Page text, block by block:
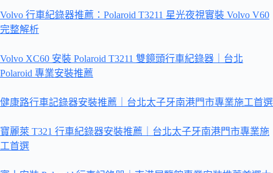
Volvo 行車紀錄器推薦：Polaroid T3211 星光夜視實裝 Volvo V60
完整解析
Volvo XC60 安裝 Polaroid T3211 雙鏡頭行車紀錄器｜台北
Polaroid 專業安裝推薦
健康路行車記錄器安裝推薦｜台北太子牙南港門市專業施工首選
寶麗萊 T321 行車紀錄器安裝推薦｜台北太子牙南港門市專業施
工首選